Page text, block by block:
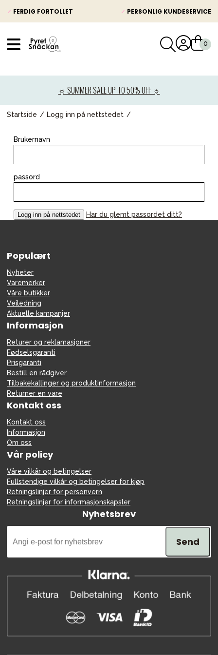
✓ FERDIG FORTOLLET ✓ PERSONLIG KUNDESERVICE
☼ SUMMER SALE UP TO 50% OFF ☼
Startside Logg inn på nettstedet
Brukernavn
passord
Har du glemt passordet ditt?
Populært
Nyheter
Varemerker
Våre butikker
Veiledning
Aktuelle kampanjer
Informasjon
Returer og reklamasjoner
Fødselsgaranti
Prisgaranti
Bestill en rådgiver
Tilbakekallinger og produktinformasjon
Returner en vare
Kontakt oss
Kontakt oss
Informasjon
Om oss
Vår policy
Våre vilkår og betingelser
Fullstendige vilkår og betingelser for kjøp
Retningslinjer for personvern
Retningslinjer for informasjonskapsler
Nyhetsbrev
Send
Barnevogner
Bilstol
Leker og spill
Mamma & Pappa
Møbler & seng
Tilbehør
Sol og bading
Kontakt oss på
Butikken vår